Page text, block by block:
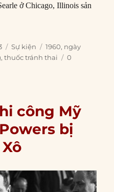
ở Chicago, Illinois sản
FDA cho phép sử dụng
Categories
Sự kiện Tags
1960, ngày
,thuốc tránh thai
0
công Mỹ
bị